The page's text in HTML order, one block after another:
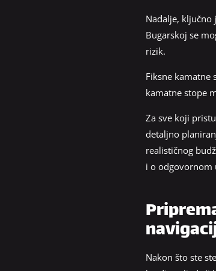
Nadalje, ključno
Bugarskoj se
rizik.
Fiksne
kamatne stope
Za sve koji
detaljno
realističnog
i o odgovornom
Nakon što ste